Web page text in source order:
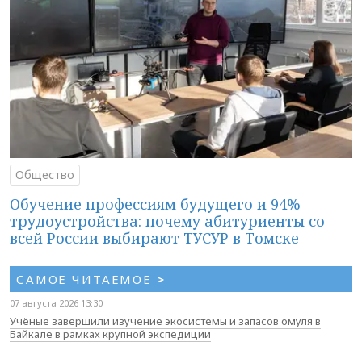
Общество
Обучение профессиям будущего и 94%
трудоустройства: почему абитуриенты со
всей России выбирают ТУСУР в Томске
САМОЕ ЧИТАЕМОЕ >
07 августа 2026 13:30
Учёные завершили изучение экосистемы и запасов омуля в
Байкале в рамках крупной экспедиции